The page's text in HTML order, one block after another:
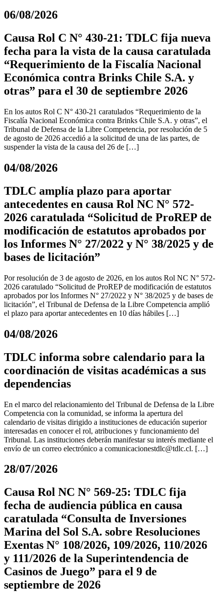
06/08/2026
Causa Rol C N° 430-21: TDLC fija nueva
fecha para la vista de la causa caratulada
“Requerimiento de la Fiscalía Nacional
Económica contra Brinks Chile S.A. y
otras” para el 30 de septiembre 2026
En los autos Rol C N° 430-21 caratulados “Requerimiento de la
Fiscalía Nacional Económica contra Brinks Chile S.A. y otras”, el
Tribunal de Defensa de la Libre Competencia, por resolución de 5
de agosto de 2026 accedió a la solicitud de una de las partes, de
suspender la vista de la causa del 26 de […]
04/08/2026
TDLC amplía plazo para aportar
antecedentes en causa Rol NC N° 572-
2026 caratulada “Solicitud de ProREP de
modificación de estatutos aprobados por
los Informes N° 27/2022 y N° 38/2025 y de
bases de licitación”
Por resolución de 3 de agosto de 2026, en los autos Rol NC N° 572-
2026 caratulado “Solicitud de ProREP de modificación de estatutos
aprobados por los Informes N° 27/2022 y N° 38/2025 y de bases de
licitación”, el Tribunal de Defensa de la Libre Competencia amplió
el plazo para aportar antecedentes en 10 días hábiles […]
04/08/2026
TDLC informa sobre calendario para la
coordinación de visitas académicas a sus
dependencias
En el marco del relacionamiento del Tribunal de Defensa de la Libre
Competencia con la comunidad, se informa la apertura del
calendario de visitas dirigido a instituciones de educación superior
interesadas en conocer el rol, atribuciones y funcionamiento del
Tribunal. Las instituciones deberán manifestar su interés mediante el
envío de un correo electrónico a comunicacionestdlc@tdlc.cl. […]
28/07/2026
Causa Rol NC N° 569-25: TDLC fija
fecha de audiencia pública en causa
caratulada “Consulta de Inversiones
Marina del Sol S.A. sobre Resoluciones
Exentas N° 108/2026, 109/2026, 110/2026
y 111/2026 de la Superintendencia de
Casinos de Juego” para el 9 de
septiembre de 2026